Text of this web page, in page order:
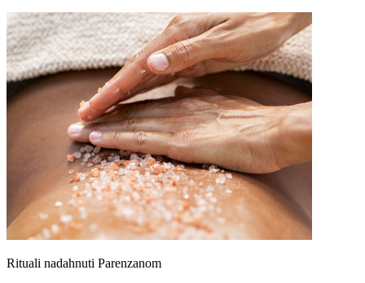
Rituali nadahnuti Parenzanom